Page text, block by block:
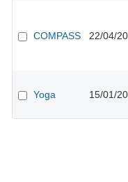
COMPASS 22/04/
Yoga 15/01/